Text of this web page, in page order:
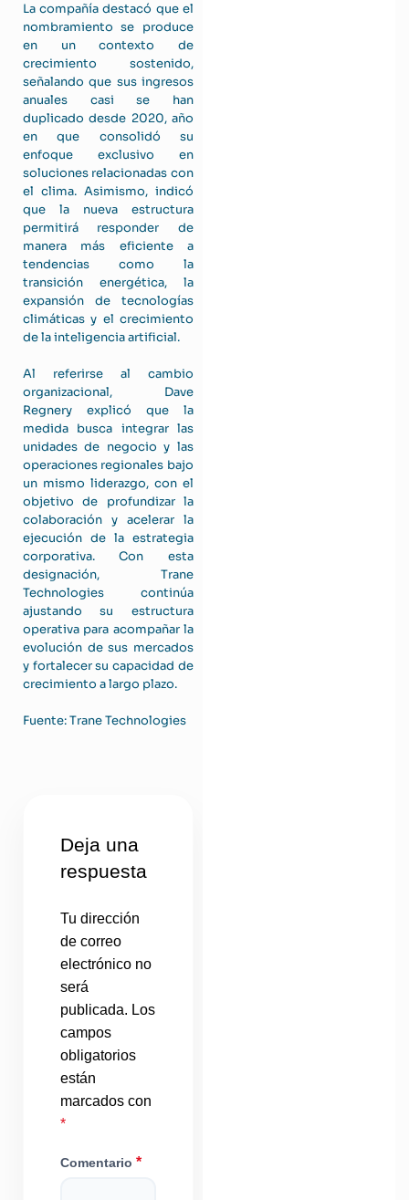
La compañía destacó que el
nombramiento se produce
en un contexto de
crecimiento sostenido,
señalando que sus ingresos
anuales casi se han
duplicado desde 2020, año
en que consolidó su
enfoque exclusivo en
soluciones relacionadas con
el clima. Asimismo, indicó
que la nueva estructura
permitirá responder de
manera más eficiente a
tendencias como la
transición energética, la
expansión de tecnologías
climáticas y el crecimiento
de la inteligencia artificial.
Al referirse al cambio
organizacional, Dave
Regnery explicó que la
medida busca integrar las
unidades de negocio y las
operaciones regionales bajo
un mismo liderazgo, con el
objetivo de profundizar la
colaboración y acelerar la
ejecución de la estrategia
corporativa. Con esta
designación, Trane
Technologies continúa
ajustando su estructura
operativa para acompañar la
evolución de sus mercados
y fortalecer su capacidad de
crecimiento a largo plazo.
Fuente: Trane Technologies
Deja una
respuesta
Tu dirección
de correo
electrónico no
será
publicada. Los
campos
obligatorios
están
marcados con
*
Comentario *